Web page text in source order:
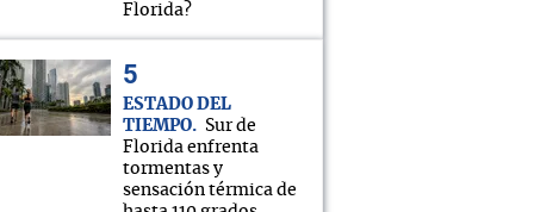
Florida?
ESTADO DEL
TIEMPO
Sur de
Florida enfrenta
tormentas y
sensación térmica de